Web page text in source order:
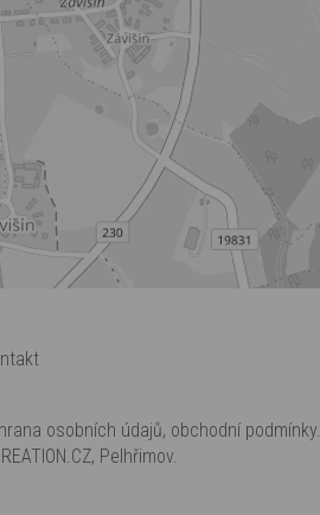
osobních údajů, obchodní podmínky.
, Pelhřimov.